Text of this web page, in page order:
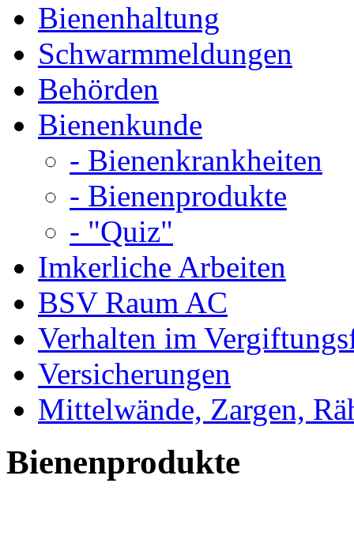
Bienenhaltung
Schwarmmeldungen
Behörden
Bienenkunde
- Bienenkrankheiten
- Bienenprodukte
- "Quiz"
Imkerliche Arbeiten
BSV Raum AC
Verhalten im
Versicherungen
Mittelwände, Zargen,
Bienenprodukte